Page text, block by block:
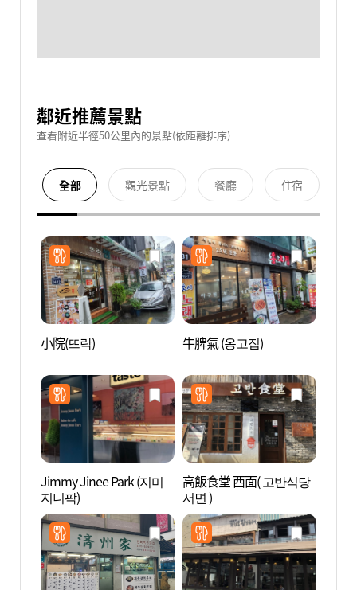
鄰近推薦景點
查看附近半徑50公里內的景點(依距離排序)
全部 觀光景點 餐廳 住宿
小院(뜨락) 牛脾氣 (옹고집)
Jimmy Jinee Park (지미
지니팍)
高飯食堂 西面( 고반식당
서면 )